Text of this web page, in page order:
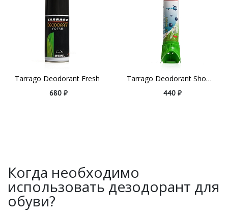
Tarrago Deodorant Fresh
680 ₽
Tarrago Deodorant Shoe Spray
440 ₽
Когда необходимо
использовать дезодорант для
обуви?